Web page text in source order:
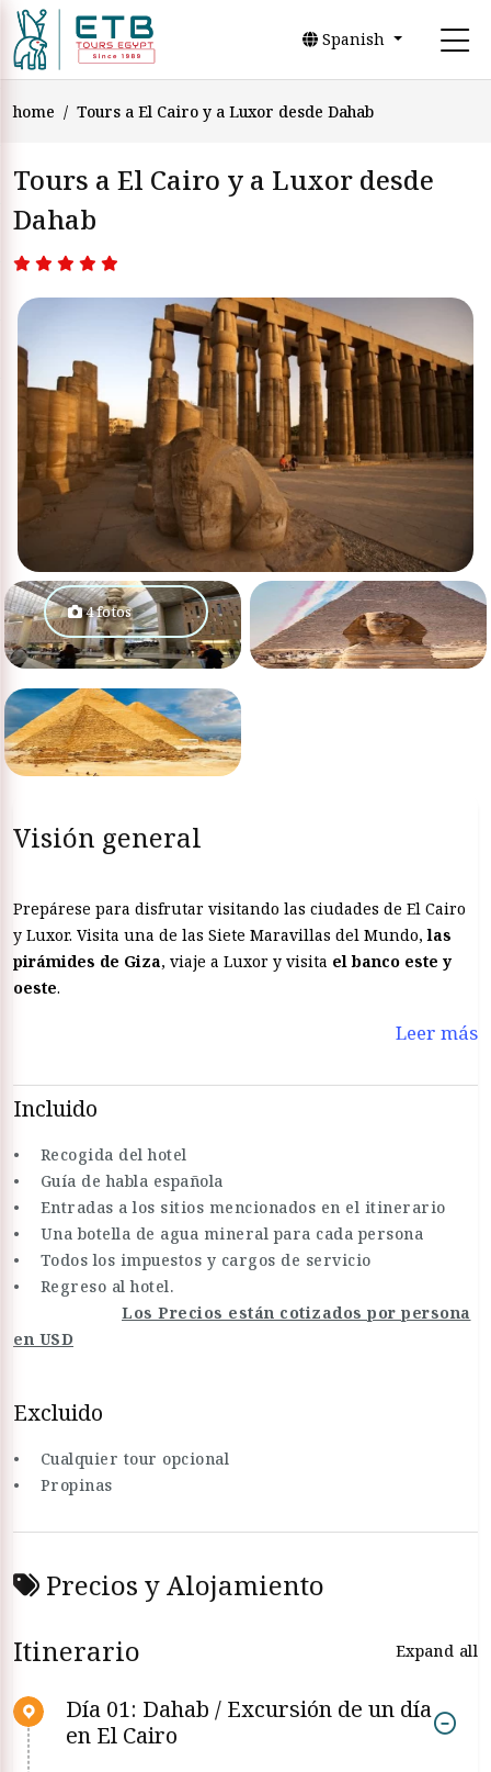
Spanish
home Tours a El Cairo y a Luxor desde Dahab
Tours a El Cairo y a Luxor desde
Dahab
4 fotos
Visión general
Prepárese para disfrutar visitando las ciudades de El Cairo
y Luxor. Visita una de las Siete Maravillas del Mundo,las
pirámides de Giza, viaje a Luxor y visita el banco este y
oeste.
Leer más
Incluido
• Recogida del hotel
• Guía de habla española
• Entradas a los sitios mencionados en el itinerario
• Una botella de agua mineral para cada persona
• Todos los impuestos y cargos de servicio
• Regreso al hotel.
Los Precios están cotizados por persona
en USD
Excluido
• Cualquier tour opcional
• Propinas
Precios y Alojamiento
Itinerario
Expand all
Día 01: Dahab / Excursión de un día
en El Cairo